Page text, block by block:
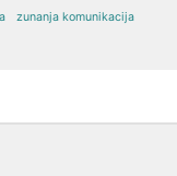
zunanja komunikacija